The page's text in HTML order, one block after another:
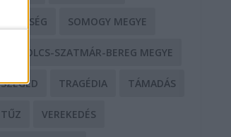
SEGÍTSÉG SOMOGY MEGYE
SZABOLCS-SZATMÁR-BEREG MEGYE
SZEGED TRAGÉDIA TÁMADÁS
TŰZ VEREKEDÉS